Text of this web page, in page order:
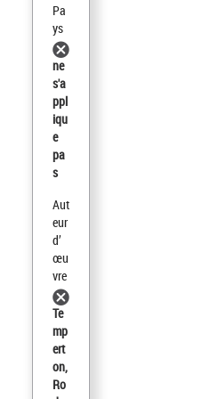
Pa
ys
ne
s'a
ppl
iqu
e
pa
s
Aut
eur
d’
œu
vre
Te
mp
ert
on,
Ro